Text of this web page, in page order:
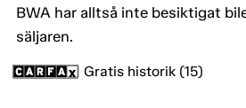
BWA har alltså inte besiktigat
säljaren.
Gratis historik (15)